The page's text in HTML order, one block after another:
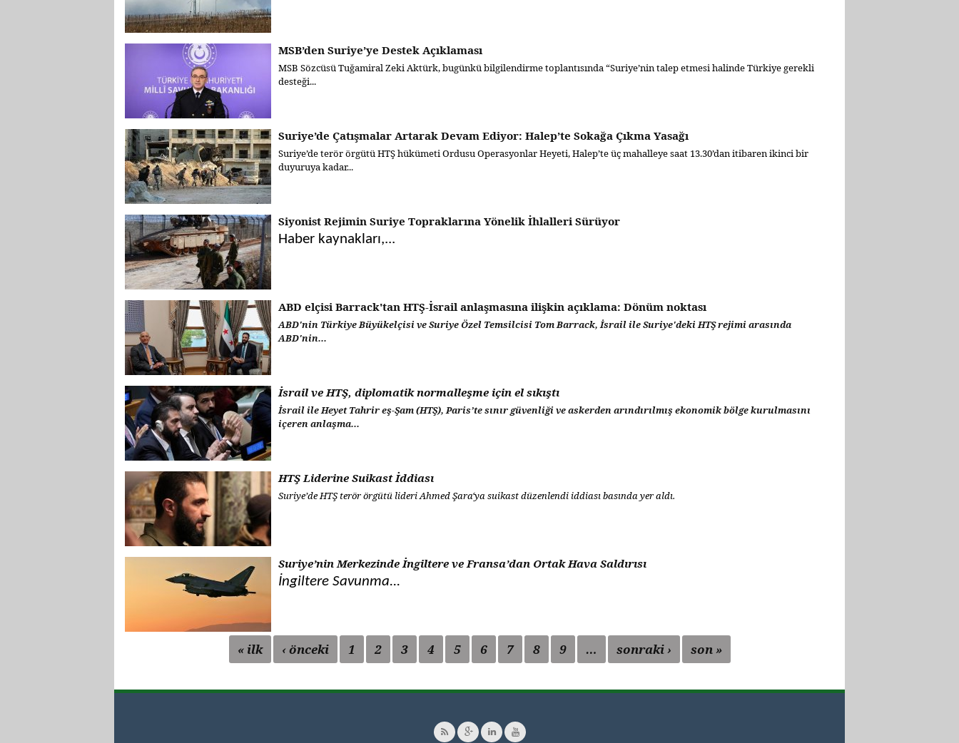
MSB’den Suriye’ye Destek Açıklaması
MSB Sözcüsü Tuğamiral Zeki Aktürk, bugünkü bilgilendirme toplantısında “Suriye’nin talep etmesi halinde Türkiye gerekli
desteği...
Suriye’de Çatışmalar Artarak Devam Ediyor: Halep’te Sokağa Çıkma Yasağı
Suriye’de terör örgütü HTŞ hükümeti Ordusu Operasyonlar Heyeti, Halep’te üç mahalleye saat 13.30’dan itibaren ikinci bir
duyuruya kadar...
Siyonist Rejimin Suriye Topraklarına Yönelik İhlalleri Sürüyor
Haber kaynakları,...
ABD elçisi Barrack'tan HTŞ-İsrail anlaşmasına ilişkin açıklama: Dönüm noktası
ABD'nin Türkiye Büyükelçisi ve Suriye Özel Temsilcisi Tom Barrack, İsrail ile Suriye'deki HTŞ rejimi arasında
ABD'nin...
İsrail ve HTŞ, diplomatik normalleşme için el sıkıştı
İsrail ile Heyet Tahrir eş-Şam (HTŞ), Paris’te sınır güvenliği ve askerden arındırılmış ekonomik bölge kurulmasını
içeren anlaşma...
HTŞ Liderine Suikast İddiası
Suriye’de HTŞ terör örgütü lideri Ahmed Şara‘ya suikast düzenlendi iddiası basında yer aldı.
Suriye’nin Merkezinde İngiltere ve Fransa’dan Ortak Hava Saldırısı
İngiltere Savunma...
« ilk ‹ önceki 1 2 3 4 5 6 7 8 9 … sonraki › son »